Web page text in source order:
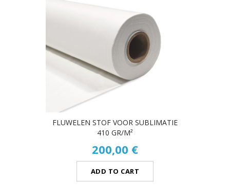
FLUWELEN STOF VOOR SUBLIMATIE
410 GR/M²
200,00 €
ADD TO CART